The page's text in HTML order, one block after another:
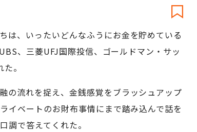
は、いったいどんなふうにお金を貯めている
、三菱UFJ国際投信、ゴールドマン・サッ
。
の流れを捉え、金銭感覚をブラッシュアップ
イベートのお財布事情にまで踏み込んで話を
調で答えてくれた。